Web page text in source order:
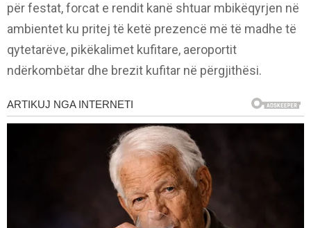
për festat, forcat e rendit kanë shtuar mbikëqyrjen në
ambientet ku pritej të ketë prezencë më të madhe të
qytetarëve, pikëkalimet kufitare, aeroportit
ndërkombëtar dhe brezit kufitar në përgjithësi.